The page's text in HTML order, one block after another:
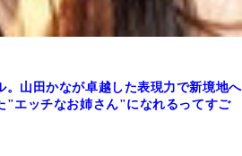
。山田かなが卓越した表現力で新境地へ
"エッチなお姉さん"になれるってすご